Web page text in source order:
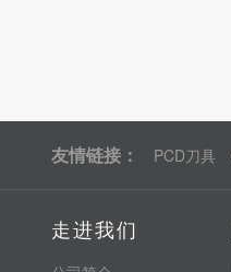
友情链接： PCD刀具
走进我们